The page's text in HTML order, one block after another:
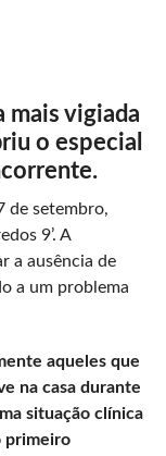
mais vigiada
o especial
de setembro,
9’. A
a ausência de
a um problema
aqueles que
na casa durante
situação clínica
primeiro